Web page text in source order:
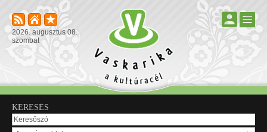
2026. augusztus 08.
szombat
KERESÉS